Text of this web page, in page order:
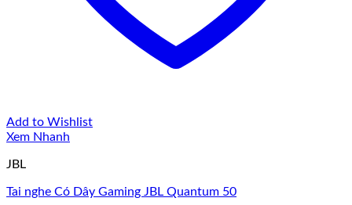
Add to Wishlist
Xem Nhanh
JBL
Tai nghe Có Dây Gaming JBL Quantum 50